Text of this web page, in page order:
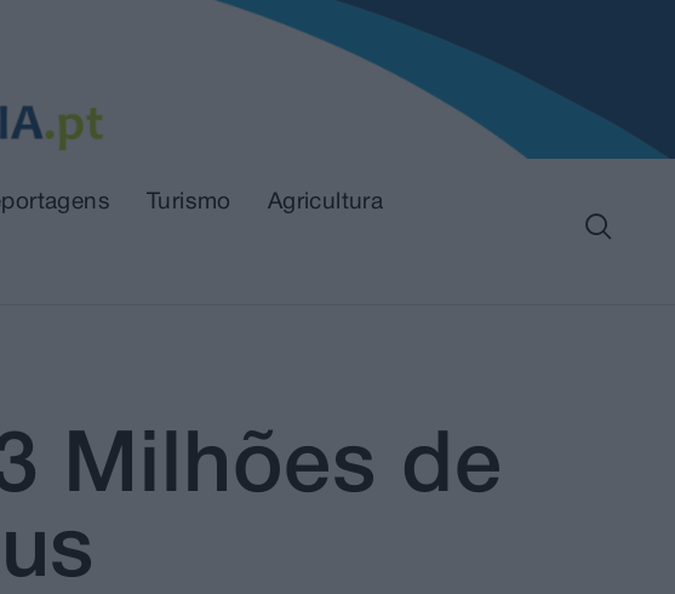
Turismo Agricultura
Milhões de